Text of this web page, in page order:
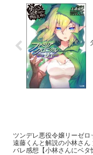
ツンデレ悪役令嬢リーゼロ
遠藤くんと解説の小林さん
バレ感想【小林さんにベタ